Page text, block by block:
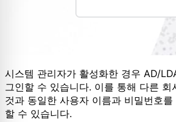
시스템 관리자가 활성화한 경우 AD/
그인할 수 있습니다. 이를 통해 다른 회
것과 동일한 사용자 이름과 비밀번호
할 수 있습니다.